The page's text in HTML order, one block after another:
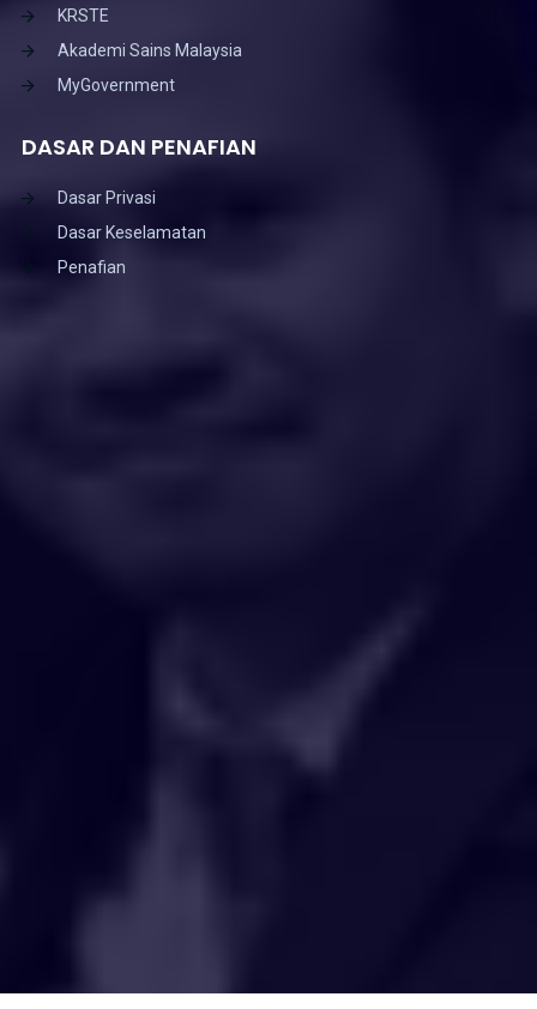
KRSTE
Akademi Sains Malaysia
MyGovernment
DASAR DAN PENAFIAN
Dasar Privasi
Dasar Keselamatan
Penafian